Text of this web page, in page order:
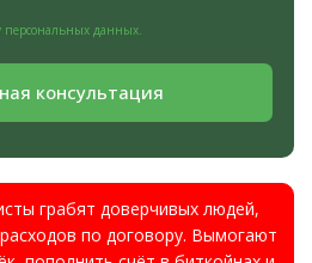
персональных данных.
консультация
грабят доверчивых людей,
по договору. Вымогают